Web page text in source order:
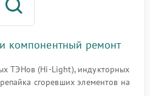
компонентный ремонт
ТЭНов (Hi-Light), индукторных
сгоревших элементов на